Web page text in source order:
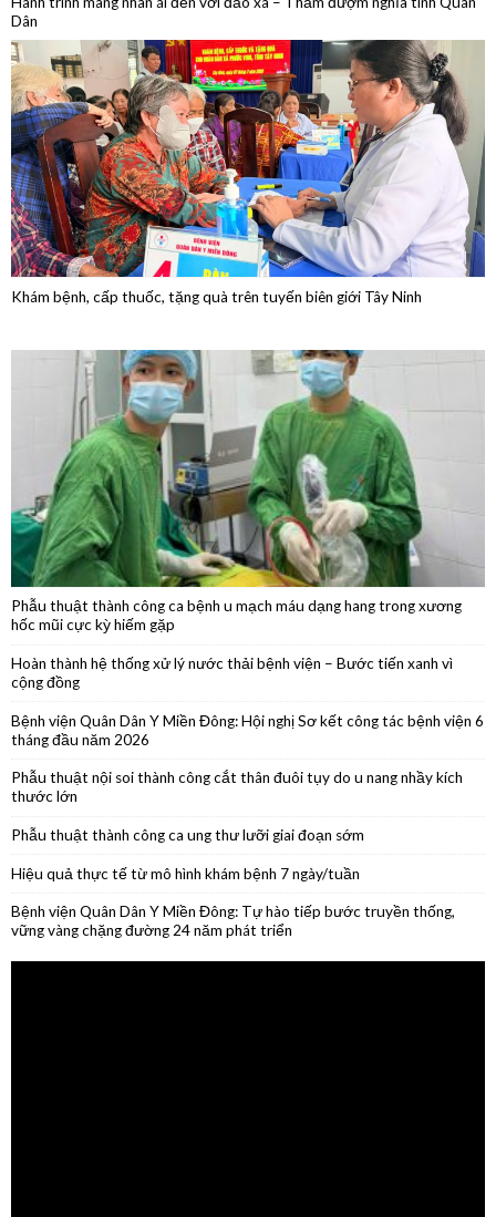
Khám bệnh, cấp thuốc, tặng quà trên tuyến biên giới Tây Ninh
Phẫu thuật thành công ca bệnh u mạch máu dạng hang trong xương
hốc mũi cực kỳ hiếm gặp
Hoàn thành hệ thống xử lý nước thải bệnh viện – Bước tiến xanh vì
cộng đồng
Bệnh viện Quân Dân Y Miền Đông: Hội nghị Sơ kết công tác bệnh viện 6
Phẫu thuật nội soi thành công cắt thân đuôi tụy do u nang nhầy kích
Phẫu thuật thành công ca ung thư lưỡi giai đoạn sớm
Hiệu quả thực tế từ mô hình khám bệnh 7 ngày/tuần
vững vàng chặng đường 24 năm phát triển